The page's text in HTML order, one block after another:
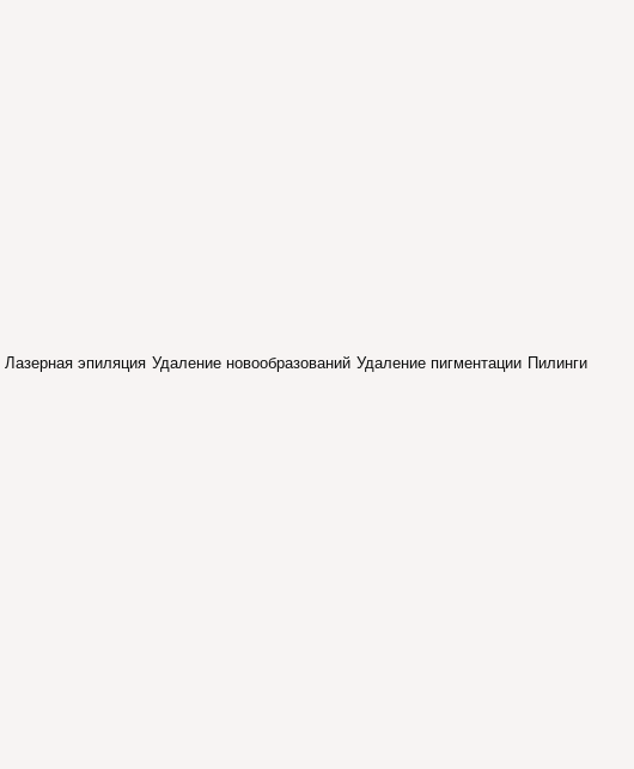
Лазерная эпиляция Удаление новообразований Удаление пигментации Пилинги